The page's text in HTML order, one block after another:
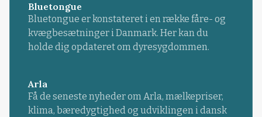
Bluetongue
Bluetongue er konstateret i en række fåre- og
kvægbesætninger i Danmark. Her kan du
holde dig opdateret om dyresygdommen.
Arla
Få de seneste nyheder om Arla, mælkepriser,
klima, bæredygtighed og udviklingen i dansk